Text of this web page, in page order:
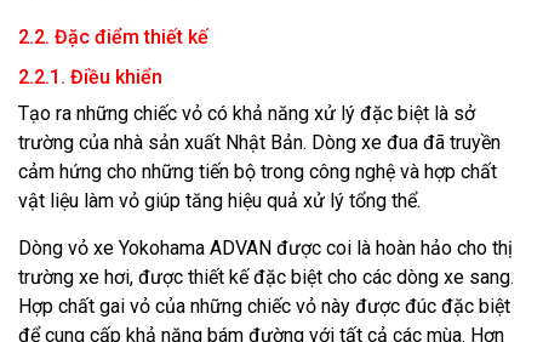
2.2. Đặc điểm thiết kế
2.2.1. Điều khiển
Tạo ra những chiếc vỏ có khả năng xử lý đặc biệt là sở
trường của nhà sản xuất Nhật Bản. Dòng xe đua đã truyền
cảm hứng cho những tiến bộ trong công nghệ và hợp chất
vật liệu làm vỏ giúp tăng hiệu quả xử lý tổng thể.
Dòng vỏ xe Yokohama ADVAN được coi là hoàn hảo cho thị
trường xe hơi, được thiết kế đặc biệt cho các dòng xe sang.
Hợp chất gai vỏ của những chiếc vỏ này được đúc đặc biệt
để cung cấp khả năng bám đường với tất cả các mùa. Hơn